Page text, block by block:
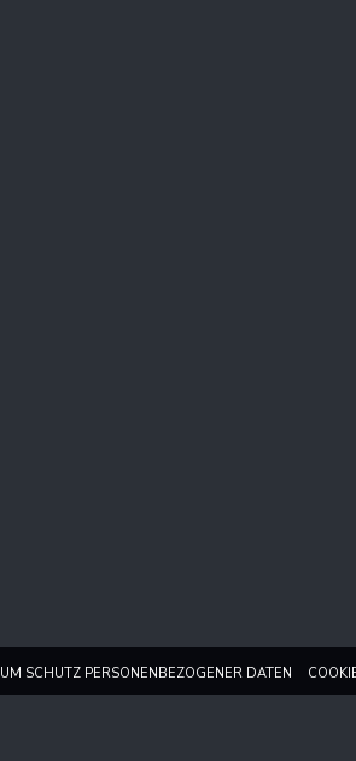
NEUES FENSTER))
SCHUTZ PERSONENBEZOGENER DATEN